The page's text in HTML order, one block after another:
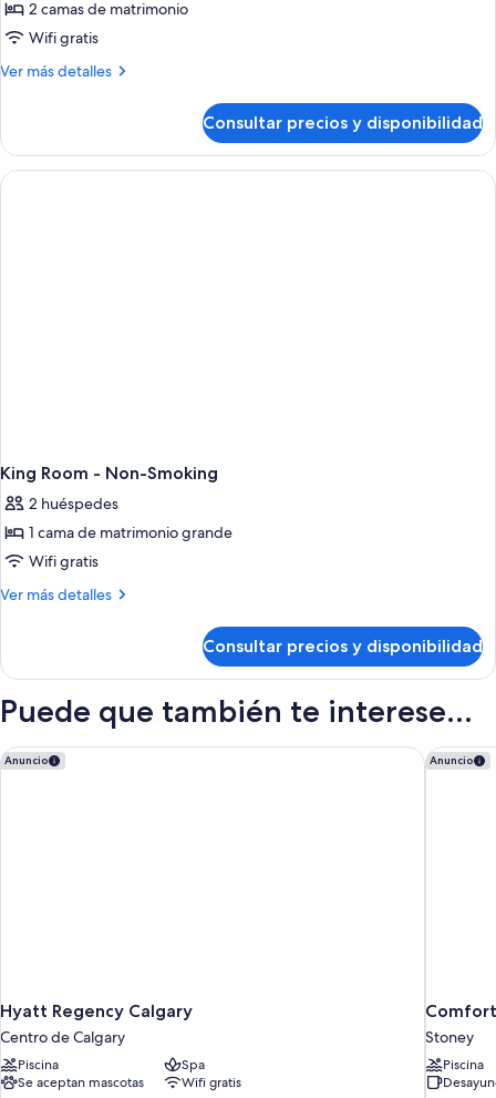
2 camas de matrimonio
Wifi gratis
Ver más detalles
Más
Queen
Beds,
Mobility
Consultar precios y disponibilidad
King Room - Non-Smoking
2 huéspedes
1 cama de matrimonio grande
Wifi gratis
Ver más detalles
Más
Room
Non-
Consultar precios y disponibilidad
Puede que también te interese...
Anuncio
Hyatt Regency Calgary
Centro de Calgary
Piscina
Spa
Se aceptan mascotas
Wifi gratis
Hyatt Regency Calgary Anuncio
Stoney
Piscina